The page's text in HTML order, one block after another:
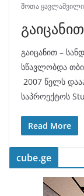
შოთა ყავლაშვილი
გაიცანით –
სწავლობდა
2007 წელს
საპროექტოს
Read More
cube.ge